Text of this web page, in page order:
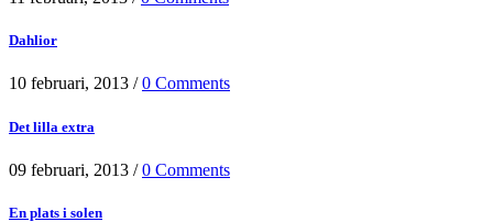
Dahlior
10 februari, 2013 /0 Comments
Det lilla extra
09 februari, 2013 /0 Comments
En plats i solen